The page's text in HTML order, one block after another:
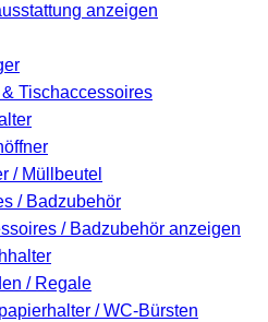
anzeigen
Tischaccessoires
/ Müllbeutel
/ Badzubehör
/ Badzubehör anzeigen
/ Regale
/ WC-Bürsten